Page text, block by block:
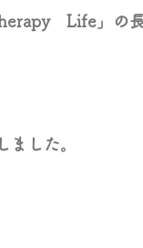
　Life」の長
ました。